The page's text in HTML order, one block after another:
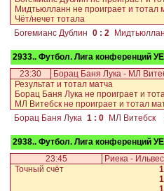
Мидтьюлланн не проиграет и тотал
Чёт/нечет тотала
Богемианс Дублин 0 : 2
2933.. Футбол. Лига конференций
23:30
Борац Баня Лука - МЛ
Результат и тотал матча
Борац Баня Лука не проиграет и
МЛ Витебск не проиграет и тотал
Борац Баня Лука 1 : 0 МЛ Витебск
2938.. Футбол. Лига конференций
23:45
Риека - Ильвес
Точный счёт